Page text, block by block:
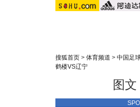
搜狐首页 > 体育频道 > 中国足
鹤楼VS辽宁
图